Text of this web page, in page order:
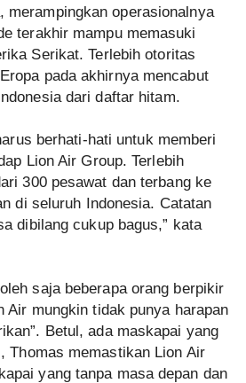
merampingkan operasionalnya
terakhir mampu memasuki
Serikat. Terlebih otoritas
pada akhirnya mencabut
dari daftar hitam.
berhati-hati untuk memberi
Lion Air Group. Terlebih
300 pesawat dan terbang ke
di seluruh Indonesia. Catatan
dibilang cukup bagus,” kata
saja beberapa orang berpikir
Air mungkin tidak punya harapan
Betul, ada maskapai yang
Thomas memastikan Lion Air
yang tanpa masa depan dan